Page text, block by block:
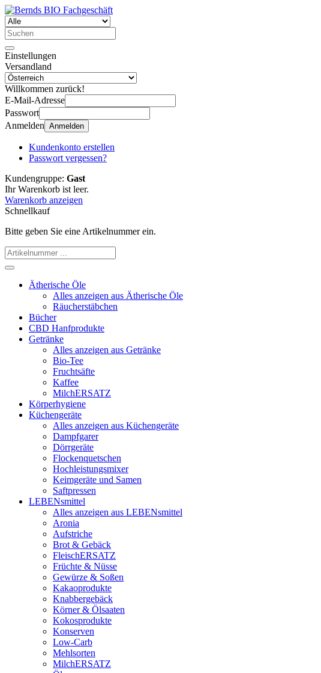
Einstellungen
Versandland
Willkommen zurück!
E-Mail-Adresse
Passwort
Anmelden Anmelden
Kundenkonto erstellen
Passwort vergessen?
Kundengruppe: Gast
Ihr Warenkorb ist leer.
Warenkorb anzeigen
Schnellkauf
Bitte geben Sie eine Artikelnummer ein.
Ätherische Öle
Alles anzeigen aus Ätherische Öle
Räucherstäbchen
Bücher
CBD Hanfprodukte
Getränke
Alles anzeigen aus Getränke
Bio-Tee
Fruchtsäfte
Kaffee
MilchERSATZ
Körperhygiene
Küchengeräte
Alles anzeigen aus Küchengeräte
Dampfgarer
Dörrgeräte
Flockenquetschen
Hochleistungsmixer
Keimgeräte und Samen
Saftpressen
LEBENsmittel
Alles anzeigen aus LEBENsmittel
Aronia
Aufstriche
Brot & Gebäck
FleischERSATZ
Früchte & Nüsse
Gewürze & Soßen
Kakaoprodukte
Knabbergebäck
Körner & Ölsaaten
Kokosprodukte
Konserven
Low-Carb
Mehlsorten
MilchERSATZ